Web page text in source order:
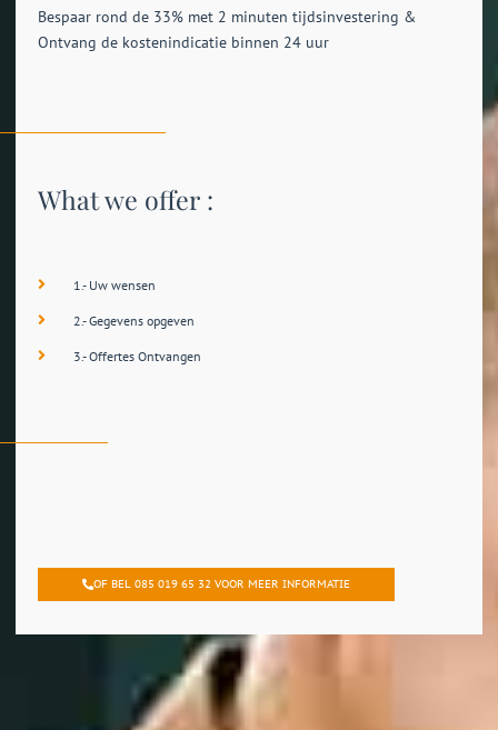
Bespaar rond de 33% met 2 minuten tijdsinvestering &
Ontvang de kostenindicatie binnen 24 uur
What we offer :
1.- Uw wensen
2.- Gegevens opgeven
3.- Offertes Ontvangen
OF BEL 085 019 65 32 VOOR MEER INFORMATIE